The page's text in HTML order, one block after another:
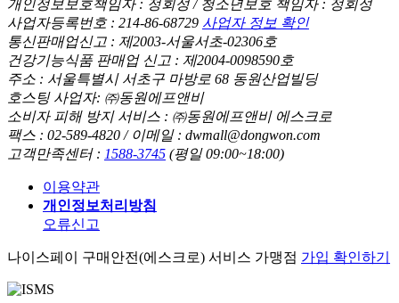
대표이사 : 김성용
개인정보보호책임자 : 정회성 / 청소년보호 책임자 : 정회성
사업자등록번호 : 214-86-68729사업자 정보 확인
통신판매업신고 : 제2003-서울서초-02306호
건강기능식품 판매업 신고 : 제2004-0098590호
주소 : 서울특별시 서초구 마방로 68 동원산업빌딩
호스팅 사업자: ㈜동원에프앤비
소비자 피해 방지 서비스 : ㈜동원에프앤비 에스크로
팩스 : 02-589-4820 / 이메일 : dwmall@dongwon.com
고객만족센터 :
이용약관
개인정보처리방침
오류신고
나이스페이 구매안전(에스크로) 서비스 가맹점